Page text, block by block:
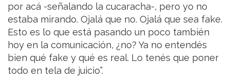
por acá -señalando la cucaracha-, pero yo no
estaba mirando. Ojalá que no. Ojalá que sea fake.
Esto es lo que está pasando un poco también
hoy en la comunicación, ¿no? Ya no entendés
bien qué fake y qué es real. Lo tenés que poner
todo en tela de juicio”.